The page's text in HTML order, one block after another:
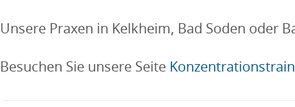
Unsere Praxen in Kelkheim, Bad Soden oder
Besuchen Sie unsere Seite